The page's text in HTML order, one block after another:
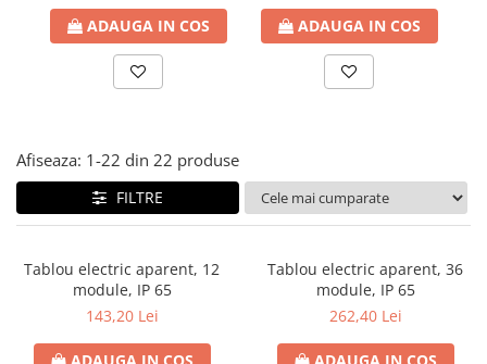
Paneluri LED
Corpuri de iluminat decorativ
interior/exterior
Dulii
Senzori de miscare, crepusculari si
ceasuri programabile
ADAUGA IN COS ADAUGA IN COS
Afiseaza: 1-22 din 22 produse
FILTRE
Tablou electric aparent, 12
module, IP 65
143,20 Lei
Tablou electric aparent, 36
module, IP 65
262,40 Lei